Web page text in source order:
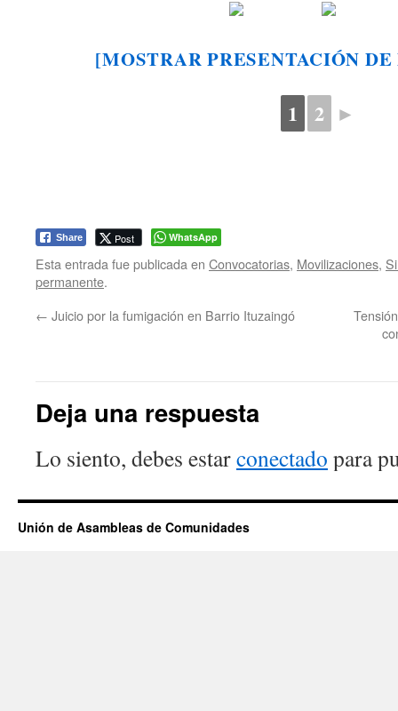
[MOSTRAR PRESENTACIÓN
1 2 ►
Share Post WhatsApp
Esta entrada fue publicada en Convocatorias, Movilizaciones,
permanente.
← Juicio por la fumigación en Barrio Ituzaingó
Deja una respuesta
Lo siento, debes estarconectado para
Unión de Asambleas de Comunidades